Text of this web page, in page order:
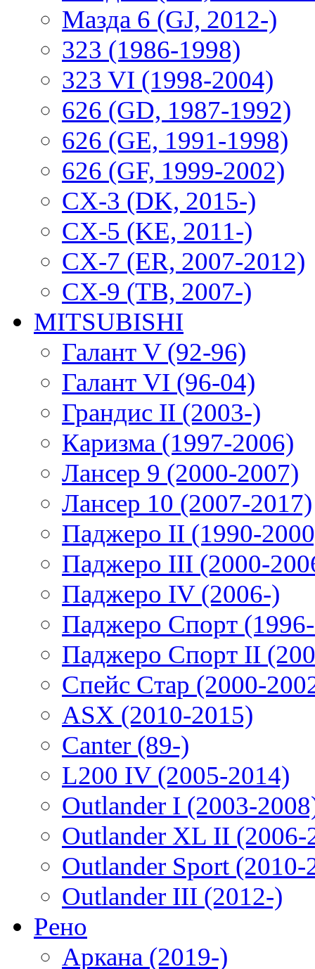
Мазда 6 (GJ, 2012-)
323 (1986-1998)
323 VI (1998-2004)
626 (GD, 1987-1992)
626 (GE, 1991-1998)
626 (GF, 1999-2002)
CX-3 (DK, 2015-)
CX-5 (KE, 2011-)
CX-7 (ER, 2007-2012)
CX-9 (TB, 2007-)
MITSUBISHI
Галант V (92-96)
Галант VI (96-04)
Грандис II (2003-)
Каризма (1997-2006)
Лансер 9 (2000-2007)
Лансер 10 (2007-2017)
Паджеро II (1990-
Паджеро III (2000-
Паджеро IV (2006-)
Паджеро Спорт
Паджеро Спорт II
Спейс Стар (2000-
ASX (2010-2015)
Canter (89-)
L200 IV (2005-2014)
Outlander I (2003-
Outlander XL II (2006-
Outlander Sport (2010-
Outlander III (2012-)
Рено
Аркана (2019-)